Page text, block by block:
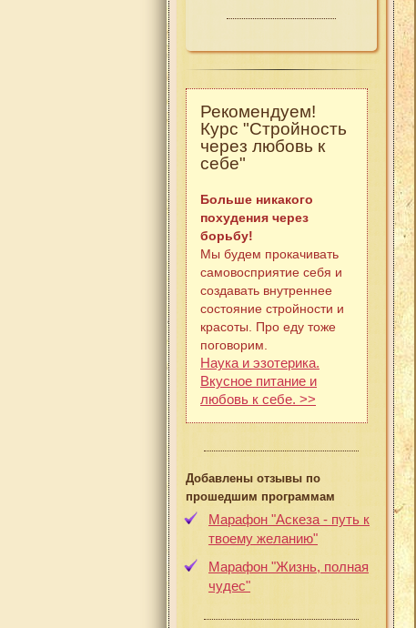
Рекомендуем!
Курс "Стройность
через любовь к
себе"
Больше никакого
похудения через
борьбу!
Мы будем прокачивать
самовосприятие себя и
создавать внутреннее
состояние стройности и
красоты. Про еду тоже
поговорим.
Наука и эзотерика.
Вкусное питание и
любовь к себе. >>
Добавлены отзывы по
прошедшим программам
Марафон "Аскеза - путь к
твоему желанию"
Марафон "Жизнь, полная
чудес"